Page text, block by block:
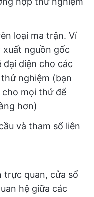
loại ma trận. Ví
nguồn gốc
đại diện cho các
nghiệm (bạn
cho mọi thứ để
hơn)
và tham số liên
trực quan, cửa sổ
hệ giữa các